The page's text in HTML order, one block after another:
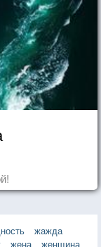
жажда
жена
женщина